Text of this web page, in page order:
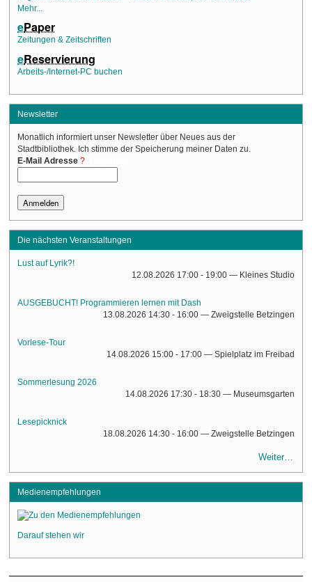
Mehr...
ePaper
Zeitungen & Zeitschriften
eReservierung
Arbeits-/Internet-PC buchen
Newsletter
Monatlich informiert unser Newsletter über Neues aus der
Stadtbibliothek. Ich stimme der Speicherung meiner Daten zu.
E-Mail Adresse
Die nächsten Veranstaltungen
Lust auf Lyrik?!
12.08.2026 17:00 - 19:00 — Kleines Studio
AUSGEBUCHT! Programmieren lernen mit Dash
13.08.2026 14:30 - 16:00 — Zweigstelle Betzingen
Vorlese-Tour
14.08.2026 15:00 - 17:00 — Spielplatz im Freibad
Sommerlesung 2026
14.08.2026 17:30 - 18:30 — Museumsgarten
Lesepicknick
18.08.2026 14:30 - 16:00 — Zweigstelle Betzingen
Weiter…
Medienempfehlungen
Darauf stehen wir